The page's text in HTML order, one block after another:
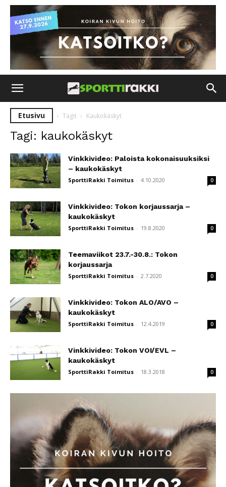
Etusivu Tagit Kaukokäskyt
Tagi: kaukokäskyt
Vinkkivideo: Paloista kokonaisuuksiksi
– kaukokäskyt
SporttiRakki Toimitus - 4.10.2020 0
Vinkkivideo: Tokon korjaussarja –
kaukokäskyt
SporttiRakki Toimitus - 19.8.2020 0
Teemaviikot 23.7.-30.8.: Tokon
korjaussarja
SporttiRakki Toimitus - 2.7.2020 0
Vinkkivideo: Tokon ALO/AVO –
kaukokäskyt
SporttiRakki Toimitus - 12.4.2019 0
Vinkkivideo: Tokon VOI/EVL –
kaukokäskyt
SporttiRakki Toimitus - 18.3.2018 0